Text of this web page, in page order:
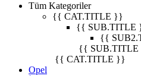
Tüm Kategoriler
{{ CAT.TITLE }}
{{ SUB.TITLE
{{
{{
{{ CAT.TITLE }}
Opel